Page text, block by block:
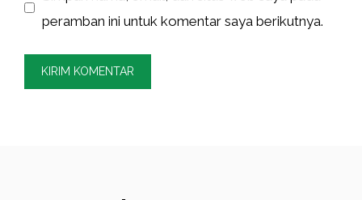
peramban ini untuk komentar saya berikutnya.